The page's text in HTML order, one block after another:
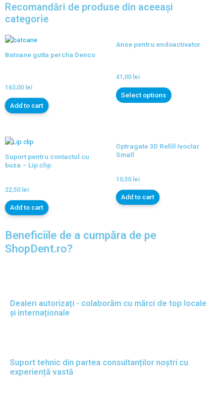
Recomandări de produse din aceeași
categorie
Batoane gutta percha Denco
163,00 lei
Add to cart
Anse pentru endoactivator
41,00 lei
Select options
Suport pentru contactul cu
buza – Lip clip
22,50 lei
Add to cart
Optragate 3D Refill Ivoclar
Small
10,50 lei
Add to cart
Beneficiile de a cumpăra de pe
ShopDent.ro?
Dealeri autorizați - colaborăm cu mărci de top locale
și internaționale
Suport tehnic din partea consultanților noștri cu
experiență vastă